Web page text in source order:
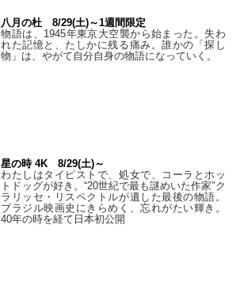
八月の杜 8/29(土)～1週間限定
物語は、1945年東京大空襲から始まった。失わ
れた記憶と、たしかに残る痛み。誰かの「探し
物」は、やがて自分自身の物語になっていく。
星の時 4K 8/29(土)～
わたしはタイピストで、処⼥で、コーラとホッ
トドッグが好き。“20世紀で最も謎めいた作家”ク
ラリッセ・リスペクトルが遺した最後の物語。
ブラジル映画史にきらめく、忘れがたい輝き。
40年の時を経て⽇本初公開